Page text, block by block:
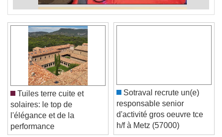
Tuiles terre cuite et
solaires: le top de
l'élégance et de la
performance
Sotraval recrute un(e)
responsable senior
d'activité gros oeuvre tce
h/f à Metz (57000)